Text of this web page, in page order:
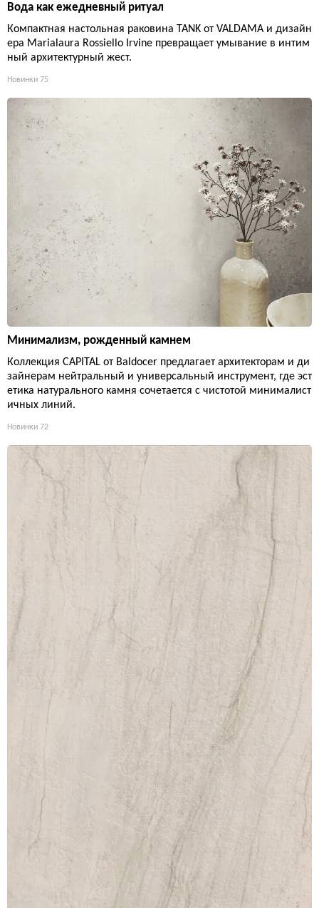
Вода как ежедневный ритуал
Компактная настольная раковина TANK от VALDAMA и дизайн
ера Marialaura Rossiello Irvine превращает умывание в интим
ный архитектурный жест.
Новинки 75
Минимализм, рожденный камнем
Коллекция CAPITAL от Baldocer предлагает архитекторам и ди
зайнерам нейтральный и универсальный инструмент, где эст
етика натурального камня сочетается с чистотой минималист
ичных линий.
Новинки 72